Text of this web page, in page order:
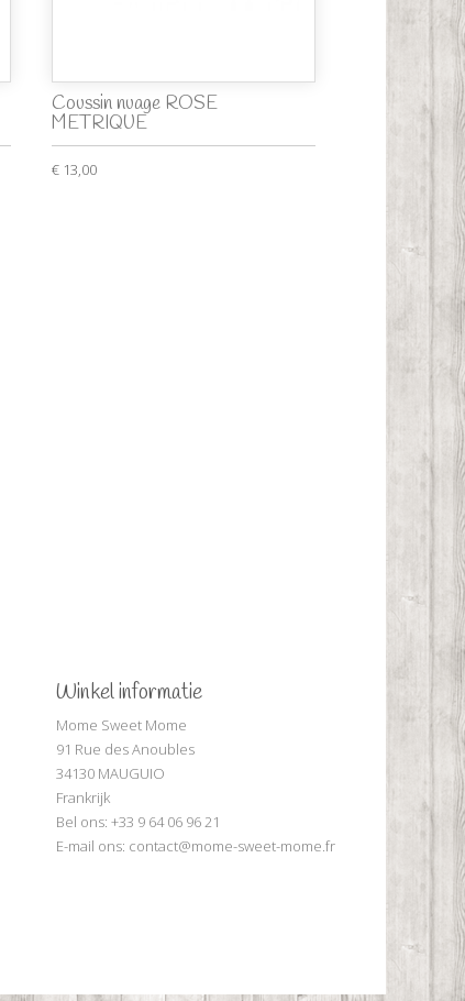
Coussin nuage ROSE
METRIQUE
€ 13,00
Winkel informatie
Mome Sweet Mome
91 Rue des Anoubles
34130 MAUGUIO
Frankrijk
Bel ons: +33 9 64 06 96 21
E-mail ons: contact@mome-sweet-mome.fr